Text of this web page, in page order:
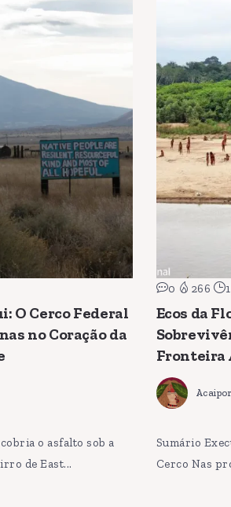
O Cerco Federal
no Coração da
o asfalto sob a
de East...
0 266
Ecos da
Fronteira
Sumário
Cerco Nas